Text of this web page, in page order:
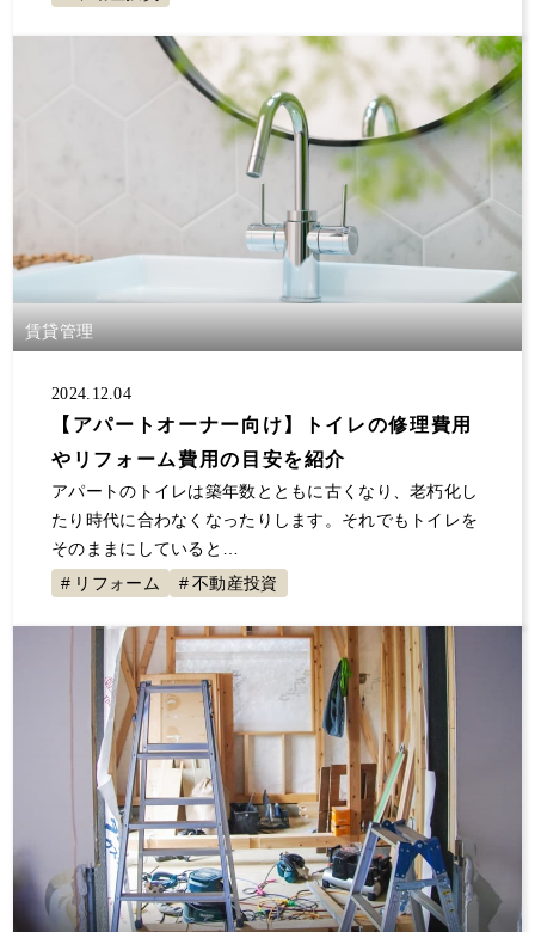
賃貸管理
2024.12.04
【アパートオーナー向け】トイレの修理費用
やリフォーム費用の目安を紹介
アパートのトイレは築年数とともに古くなり、老朽化し
たり時代に合わなくなったりします。それでもトイレを
そのままにしていると…
リフォーム
不動産投資